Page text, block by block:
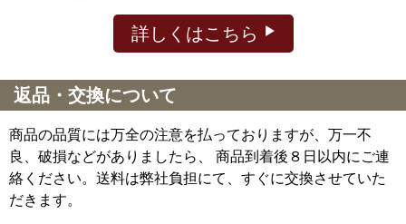
詳しくはこちら
返品・交換について
商品の品質には万全の注意を払っておりますが、万一不
良、破損などがありましたら、 商品到着後８日以内にご連
絡ください。送料は弊社負担にて、すぐに交換させていた
だきます。